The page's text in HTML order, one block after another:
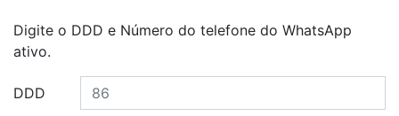
Digite o DDD e Número do telefone do WhatsApp
ativo.
DDD